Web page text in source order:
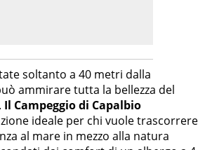
soltanto a 40 metri dalla
ammirare tutta la bellezza del
Il Campeggio di Capalbio
ideale per chi vuole trascorrere
al mare in mezzo alla natura